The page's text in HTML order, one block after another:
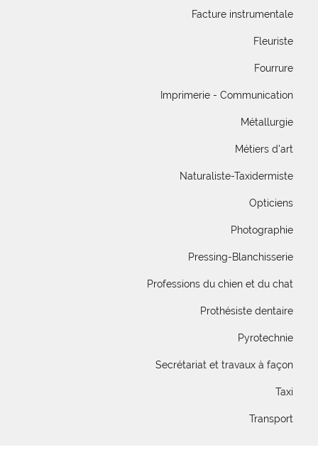
Facture instrumentale
Fleuriste
Fourrure
Imprimerie - Communication
Métallurgie
Métiers d'art
Naturaliste-Taxidermiste
Opticiens
Photographie
Pressing-Blanchisserie
Professions du chien et du chat
Prothésiste dentaire
Pyrotechnie
Secrétariat et travaux à façon
Taxi
Transport